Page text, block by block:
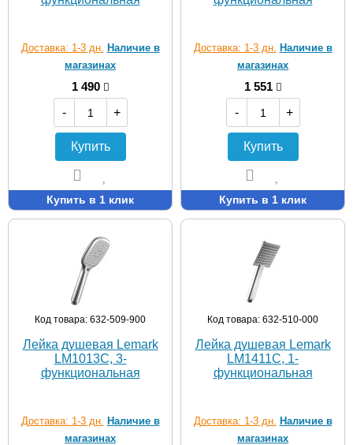
Доставка: 1-3 дн. Наличие в
магазинах
1 490
-
+
Купить
Купить в 1 клик
Доставка: 1-3 дн. Наличие в
магазинах
1 551
-
+
Купить
Купить в 1 клик
Код товара: 632-509-900
Лейка душевая Lemark
LM1013C, 3-
функциональная
Доставка: 1-3 дн. Наличие в
магазинах
Код товара: 632-510-000
Лейка душевая Lemark
LM1411C, 1-
функциональная
Доставка: 1-3 дн. Наличие в
магазинах